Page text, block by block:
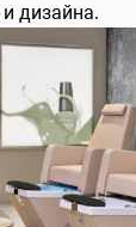
дизайна.